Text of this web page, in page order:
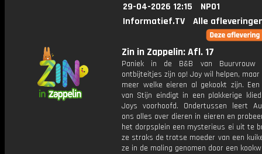
29-04-2026 12:15
NPO1
Informatief.TV
Alle
Zin in Zappelin: Afl. 17
Paniek in de B&B van Buurvrouw
ontbijteitjes zijn op! Joy wil helpen,
meer welke eieren al gekookt zijn.
van Stijn eindigt in een plakkerige
Joys voorhoofd. Ondertussen leert
ons alles over dieren in eieren en
het dorpsplein een mysterieus ei uit te
ze straks de trotse moeder van een
ze in de maling genomen door een